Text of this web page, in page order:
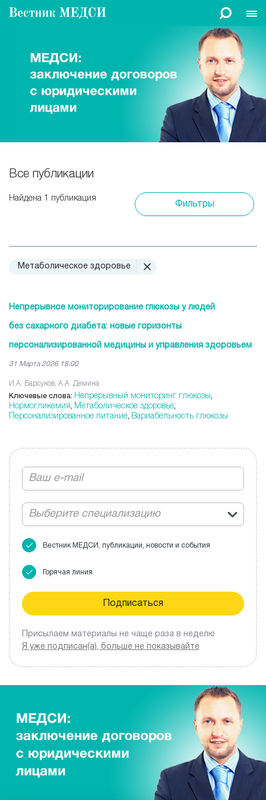
Все публикации
Найдена 1 публикация
Фильтры
Метаболическое здоровье
Непрерывное мониторирование глюкозы у людей
без сахарного диабета: новые горизонты
персонализированной медицины и управления здоровьем
31 Марта 2026 18:00
И.А. Барсуков, А.А. Демина
Ключевые слова: Непрерывный мониторинг глюкозы,
Нормогликемия, Метаболическое здоровье,
Персонализированное питание, Вариабельность глюкозы
Выберите специализацию
Вестник МЕДСИ, публикации, новости и события
Горячая линия
Присылаем материалы не чаще раза в неделю
Я уже подписан(а), больше не показывайте